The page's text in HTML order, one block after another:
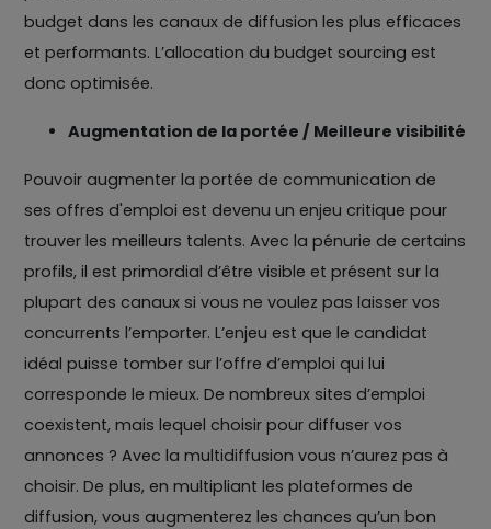
budget dans les canaux de diffusion les plus efficaces
et performants. L’allocation du budget sourcing est
donc optimisée.
Augmentation de la portée / Meilleure visibilité
Pouvoir augmenter la portée de communication de
ses offres d'emploi est devenu un enjeu critique pour
trouver les meilleurs talents. Avec la pénurie de certains
profils, il est primordial d’être visible et présent sur la
plupart des canaux si vous ne voulez pas laisser vos
concurrents l’emporter. L’enjeu est que le candidat
idéal puisse tomber sur l’offre d’emploi qui lui
corresponde le mieux. De nombreux sites d’emploi
coexistent, mais lequel choisir pour diffuser vos
annonces ? Avec la multidiffusion vous n’aurez pas à
choisir. De plus, en multipliant les plateformes de
diffusion, vous augmenterez les chances qu’un bon